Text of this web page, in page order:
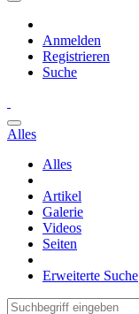
Anmelden
Registrieren
Suche
Alles
Alles
Artikel
Galerie
Videos
Seiten
Erweiterte Suche